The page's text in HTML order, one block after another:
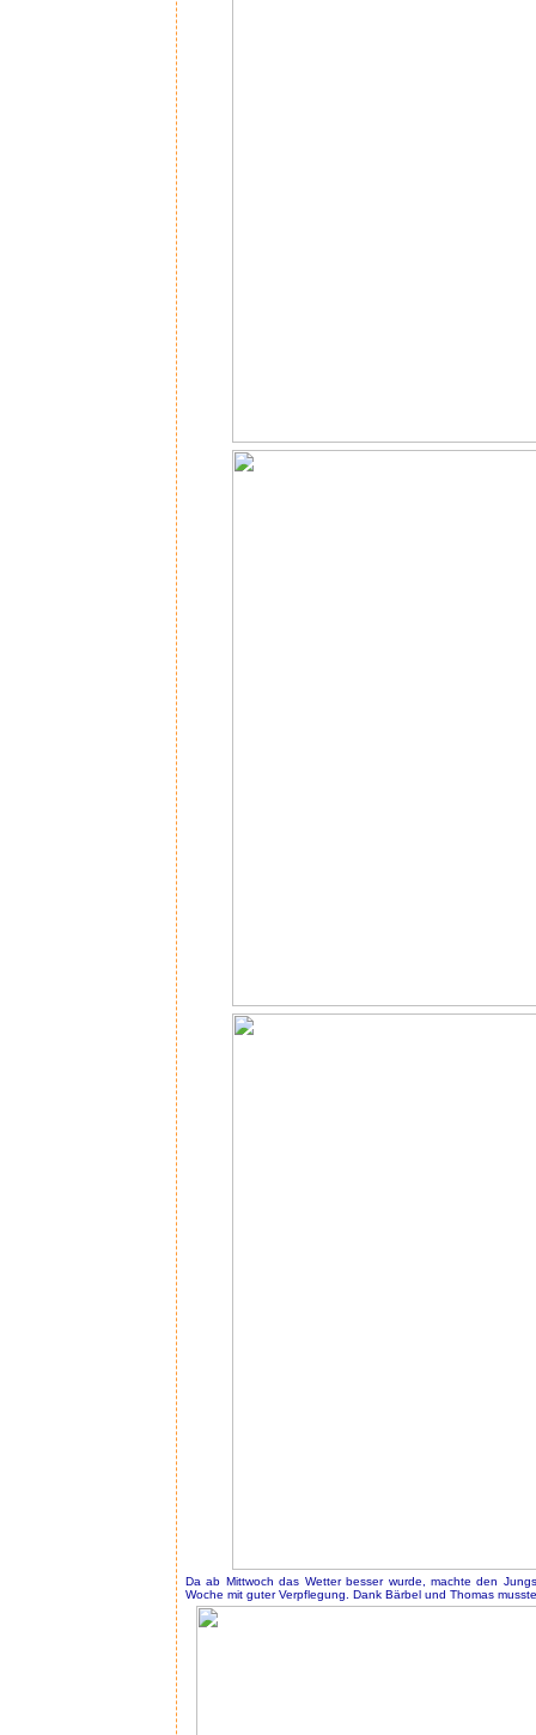
Da ab Mittwoch das Wetter besser wurde, machte den
Woche mit guter Verpflegung. Dank Bärbel und Thomas